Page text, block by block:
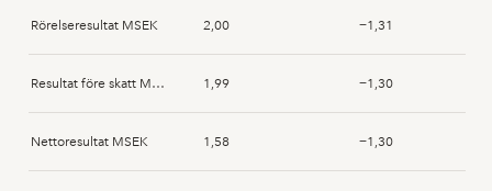
Rörelseresultat MSEK 2,00 −1,31
Resultat före skatt MSEK 1,99 −1,30
Nettoresultat MSEK 1,58 −1,30